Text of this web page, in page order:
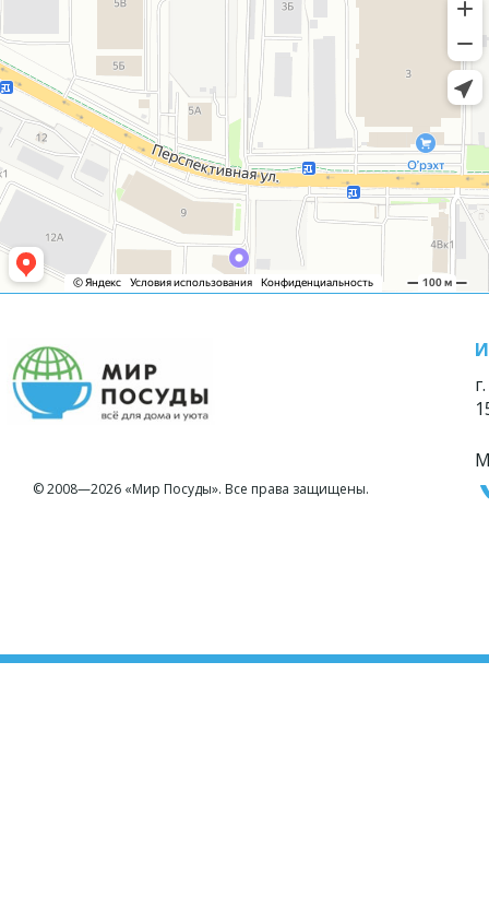
© 2008—2026 «Мир Посуды». Все права защищены.